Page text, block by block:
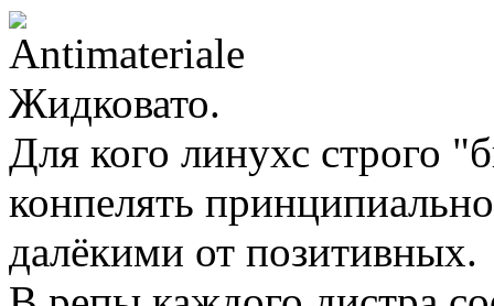
Жидковато.
Для кого линухс строго
конпелять
далёкими от позитивных.